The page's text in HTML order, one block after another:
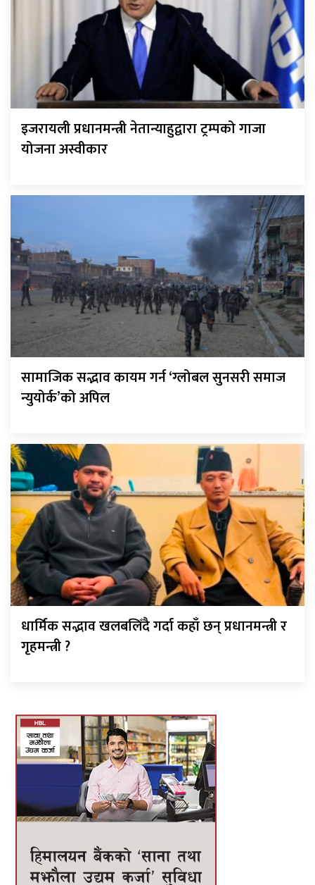
इजरायली प्रधानमन्त्री नेतान्याहुद्वारा ट्रम्पको गाजा
योजना अस्वीकार
सामाजिक सद्भाव कायम गर्न ‘ग्लोबल सुनसरी समाज
न्युयोर्क’को अपिल
धार्मिक सद्भाव खलबलिँदै गर्दा कहाँ छन् प्रधानमन्त्री र
गृहमन्त्री ?